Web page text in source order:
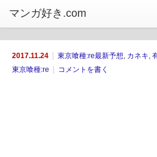
2017.11.24 東京喰種:re最新予想, カネキ,
東京喰種:re
コメントを書く